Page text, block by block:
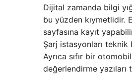
Dijital zamanda bilgi
bu yüzden kıymetlidir.
sayfasına kayıt
Şarj istasyonları
Ayrıca sıfır bir
değerlendirme yazıları